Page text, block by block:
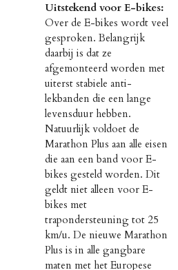
Uitstekend voor E-bikes:
Over de E-bikes wordt veel
gesproken. Belangrijk
daarbij is dat ze
afgemonteerd worden met
uiterst stabiele anti-
lekbanden die een lange
levensduur hebben.
Natuurlijk voldoet de
Marathon Plus aan alle eisen
die aan een band voor E-
bikes gesteld worden. Dit
geldt niet alleen voor E-
bikes met
trapondersteuning tot 25
km/u. De nieuwe Marathon
Plus is in alle gangbare
maten met het Europese